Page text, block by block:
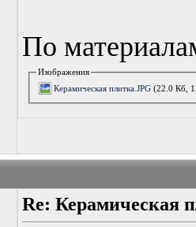
По
Изображения
Керамическая плитка.JPG (22.0 Кб,
Re: Керамическая